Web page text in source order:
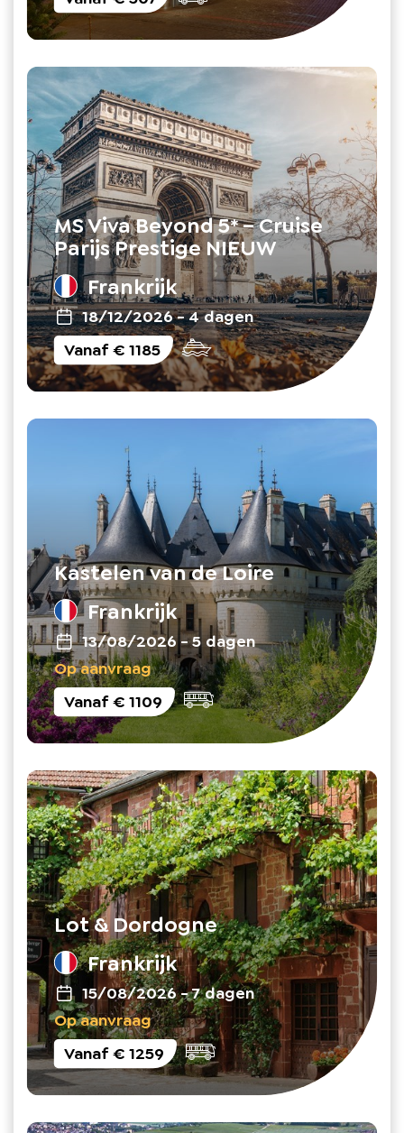
MS Viva Beyond 5* – Cruise
Parijs Prestige NIEUW
Frankrijk
18/12/2026-4 dagen
Vanaf€ 1185
Kastelen van de Loire
Frankrijk
13/08/2026 -5 dagen
Op aanvraag
Vanaf€ 1109
Lot & Dordogne
Frankrijk
15/08/2026-7 dagen
Op aanvraag
Vanaf€ 1259